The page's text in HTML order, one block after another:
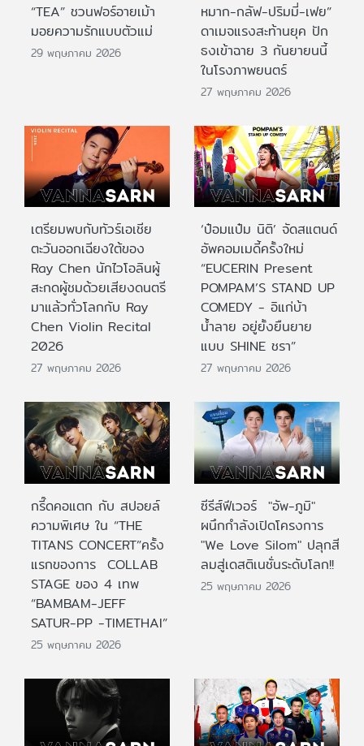
“TEA” ชวนฟอร์อายเม้า
มอยความรักแบบตัวแม่
29 พฤษภาคม 2026
หมาก-กลัฟ-ปริมมี่-เฟย”
ดาเมจแรงสะท้านยุค ปัก
ธงเข้าฉาย 3 กันยายนนี้
ในโรงภาพยนตร์
27 พฤษภาคม 2026
เตรียมพบกับทัวร์เอเชีย
ตะวันออกเฉียงใต้ของ
Ray Chen นักไวโอลินผู้
สะกดผู้ชมด้วยเสียงดนตรี
มาแล้วทั่วโลกกับ Ray
Chen Violin Recital
2026
27 พฤษภาคม 2026
‘ป๋อมแป๋ม นิติ’ จัดสแตนด์
อัพคอมเมดี้ครั้งใหม่
“EUCERIN Present
POMPAM’S STAND UP
COMEDY - อิแก่บ้า
น้ำลาย อยู่ยั้งยืนยาย
แบบ SHINE ชรา”
27 พฤษภาคม 2026
กรี๊ดคอแตก กับ สปอยล์
ความพิเศษ ใน “THE
TITANS CONCERT”ครั้ง
แรกของการ COLLAB
STAGE ของ 4 เทพ
“BAMBAM-JEFF
SATUR-PP -TIMETHAI”
25 พฤษภาคม 2026
ซีรีส์ฟีเวอร์ "อัพ-ภูมิ"
ผนึกกำลังเปิดโครงการ
"We Love Silom" ปลุกสี
ลมสู่เดสติเนชั่นระดับโลก!!
25 พฤษภาคม 2026